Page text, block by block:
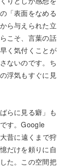
「表面をなめる
ら与えられた立
こそ、言葉の話
く気付くことが
ないのです。ち
浮気もすぐに見
らに見る癖」も
す。Google
昔に遠くまで狩
だけを頼りに自
た。この空間把